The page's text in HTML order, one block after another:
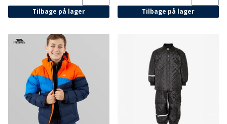
Tilbage på lager Tilbage på lager